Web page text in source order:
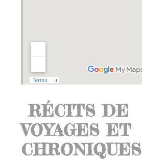
RÉCITS DE
VOYAGES ET
CHRONIQUES